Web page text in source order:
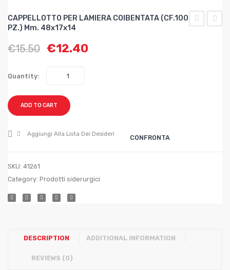
CONTATTI
WISHLIST
CAPPELLOTTO PER LAMIERA COIBENTATA (CF.100
PZ.) Mm. 48x17x14
€15.50 €12.40
Quantity:
ADD TO CART
Aggiungi Alla Lista Dei Desideri CONFRONTA
SKU: 41261
Category: Prodotti siderurgici
DESCRIPTION ADDITIONAL INFORMATION
REVIEWS (0)